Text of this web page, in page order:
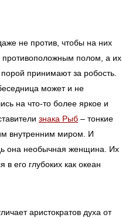
не против, чтобы на них
полом, а их
принимают за робость.
может и не
на что-то более яркое и
знака Рыб – тонкие
внутренним миром. И
она необычная женщина. Их
его глубоких как океан
аристократов духа от